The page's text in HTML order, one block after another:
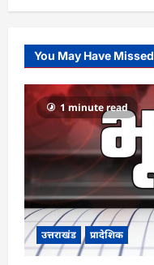
You May Have Missed
1 minute read
उत्तराखंड प्रादेशिक